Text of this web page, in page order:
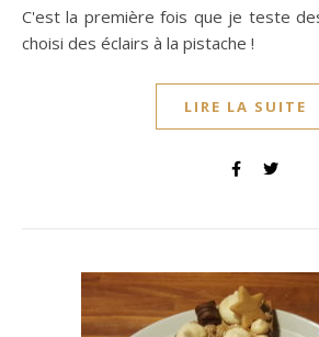
C'est la première fois que je teste des éclairs et j'ai donc
choisi des éclairs à la pistache !
LIRE LA SUITE